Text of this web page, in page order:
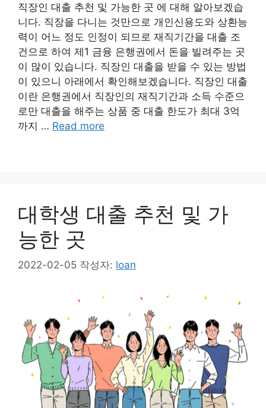
직장인 대출 추천 및 가능한 곳 에 대해 알아보겠습
니다. 직장을 다니는 것만으로 개인신용도와 상환능
력이 어느 정도 인정이 되므로 재직기간을 대출 조
건으로 하여 제1 금융 은행권에서 돈을 빌려주는 곳
이 많이 있습니다. 직장인 대출을 받을 수 있는 방법
이 있으니 아래에서 확인해보겠습니다. 직장인 대출
이란 은행권에서 직장인의 재직기간과 소득 수준으
로만 대출을 해주는 상품 중 대출 한도가 최대 3억
까지 … Read more
대학생 대출 추천 및 가
능한 곳
2022-02-05 작성자: loan